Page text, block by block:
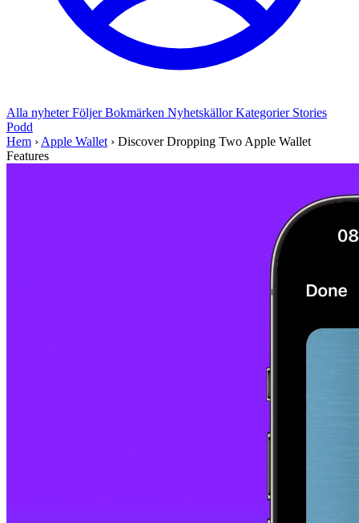
Alla nyheterFöljerBokmärken NyhetskällorKategorier Stories
Podd
Hem › Apple Wallet › Discover Dropping Two Apple Wallet
Features